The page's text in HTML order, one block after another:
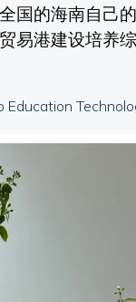
国的海南自己
易港建设培养
Education